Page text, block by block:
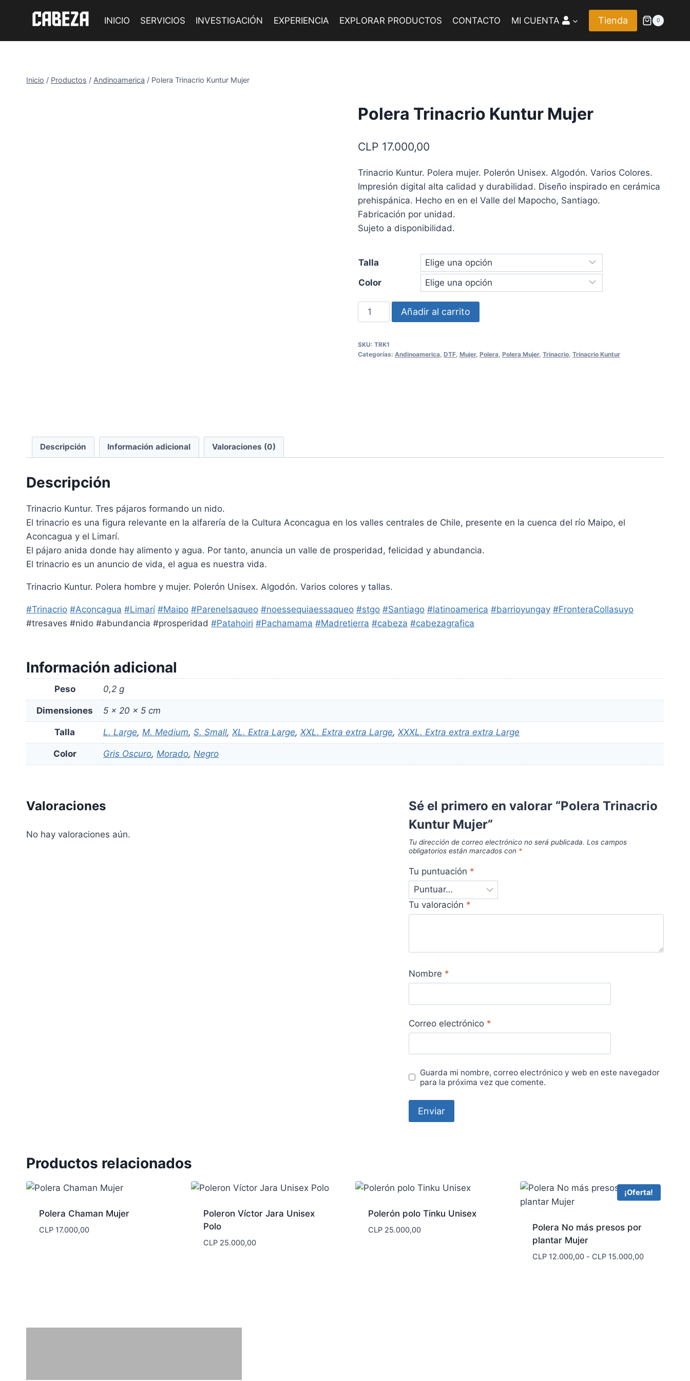
INICIO SERVICIOS INVESTIGACIÓN EXPERIENCIA EXPLORAR PRODUCTOS CONTACTO MI CUENTA Tienda 0
Inicio / Productos / Andinoamerica / Polera Trinacrio Kuntur Mujer
Polera Trinacrio Kuntur Mujer
CLP 17.000,00
Trinacrio Kuntur. Polera mujer. Polerón Unisex. Algodón. Varios Colores.
Impresión digital alta calidad y durabilidad. Diseño inspirado en cerámica
prehispánica. Hecho en en el Valle del Mapocho, Santiago.
Fabricación por unidad.
Sujeto a disponibilidad.
Talla
Color
Polera
Trinacrio
Mujer
Añadir al carrito
SKU: TRK1
Categorías: Andinoamerica, DTF, Mujer, Polera, Polera Mujer, Trinacrio, Trinacrio Kuntur
Descripción Información adicional Valoraciones (0)
Descripción
Trinacrio Kuntur. Tres pájaros formando un nido.
El trinacrio es una figura relevante en la alfarería de la Cultura Aconcagua en los valles centrales de Chile, presente en la cuenca del río Maipo, el
Aconcagua y el Limarí.
El pájaro anida donde hay alimento y agua. Por tanto, anuncia un valle de prosperidad, felicidad y abundancia.
El trinacrio es un anuncio de vida, el agua es nuestra vida.
Trinacrio Kuntur. Polera hombre y mujer. Polerón Unisex. Algodón. Varios colores y tallas.
#Trinacrio #Aconcagua #Limarí #Maipo #Parenelsaqueo #noessequiaessaqueo #stgo #Santiago #latinoamerica #barrioyungay #FronteraCollasuyo
#tresaves #nido #abundancia #prosperidad #Patahoiri #Pachamama #Madretierra #cabeza #cabezagrafica
Información adicional
Peso 0,2 g
Dimensiones 5 × 20 × 5 cm
Talla L. Large, M. Medium, S. Small, XL. Extra Large, XXL. Extra extra Large, XXXL. Extra extra extra Large
Color Gris Oscuro, Morado, Negro
Valoraciones
No hay valoraciones aún.
Sé el primero en valorar “Polera Trinacrio
Kuntur Mujer”
Tu dirección de correo electrónico no será publicada. Los campos
obligatorios están marcados con *
Tu puntuación *
Tu valoración *
Nombre *
Correo electrónico *
Guarda mi nombre, correo electrónico y web en este navegador
para la próxima vez que comente.
Productos relacionados
Polera Chaman Mujer
CLP17.000,00
Poleron Víctor Jara Unisex
Polo
CLP 25.000,00
Polerón polo Tinku Unisex
CLP25.000,00
¡Oferta!
Polera No más presos por
plantar Mujer
CLP 12.000,00 - CLP 15.000,00Rango